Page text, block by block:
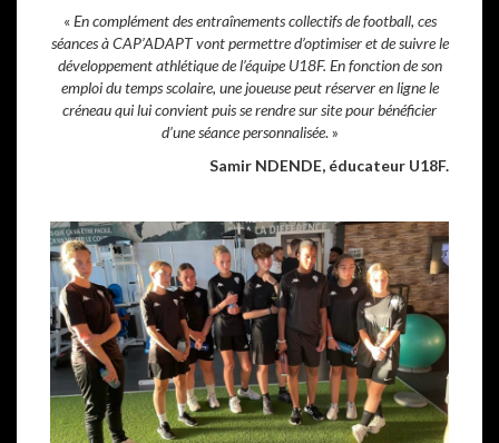
«En complément des entraînements collectifs de football, ces
séances à CAP’ADAPT vont permettre d’optimiser et de suivre le
développement athlétique de l’équipe U18F. En fonction de son
emploi du temps scolaire, une joueuse peut réserver en ligne le
créneau qui lui convient puis se rendre sur site pour bénéficier
d’une séance personnalisée. »
Samir NDENDE, éducateur U18F.